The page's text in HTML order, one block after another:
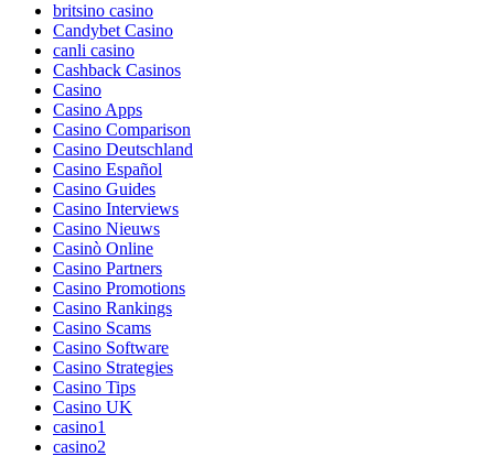
britsino casino
Candybet Casino
canli casino
Cashback Casinos
Casino
Casino Apps
Casino Comparison
Casino Deutschland
Casino Español
Casino Guides
Casino Interviews
Casino Nieuws
Casinò Online
Casino Partners
Casino Promotions
Casino Rankings
Casino Scams
Casino Software
Casino Strategies
Casino Tips
Casino UK
casino1
casino2